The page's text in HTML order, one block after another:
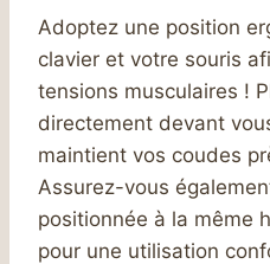
Adoptez une position
clavier et votre souris
tensions musculaires !
directement devant
maintient vos coudes
Assurez-vous
positionnée à la même
pour une utilisation